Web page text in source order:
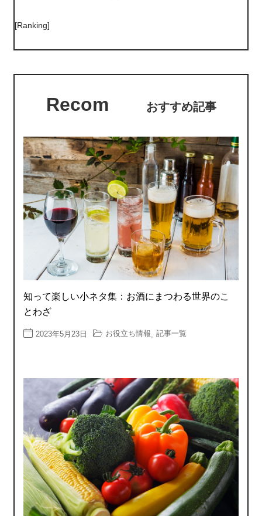
[Ranking]
Recom おすすめ記事
知って楽しい小ネタ集：お酒にまつわる世界のこ
とわざ
2023年5月23日 お役立ち情報, 記事一覧